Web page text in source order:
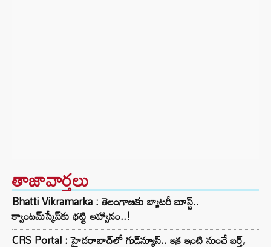
తాజావార్తలు
Bhatti Vikramarka : తెలంగాణకు బ్యాటరీ బూస్ట్..
క్వాంటమ్‌స్కేప్‌కు భట్టి ఆహ్వానం..!
CRS Portal : హైదరాబాద్‌లో గుడ్‌న్యూస్.. ఇక ఇంటి నుంచే బర్త్,